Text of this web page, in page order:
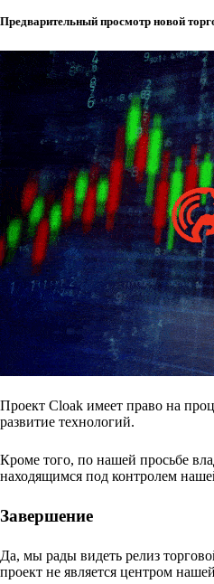
Предварительный просмотр новой
Проект Cloak имеет право на
развитие технологий.
Кроме того, по нашей просьбе
находящимся под контролем
Завершение
Да, мы рады видеть релиз
проект не является центром